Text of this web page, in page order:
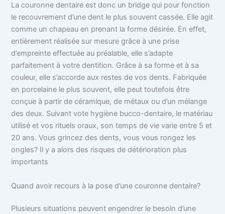
La couronne dentaire est donc un bridge qui pour fonction
le recouvrement d’une dent le plus souvent cassée. Elle agit
comme un chapeau en prenant la forme désirée. En effet,
entièrement réalisée sur mesure grâce à une prise
d’empreinte effectuée au préalable, elle s’adapte
parfaitement à votre dentition. Grâce à sa forme et à sa
couleur, elle s’accorde aux restes de vos dents. Fabriquée
en porcelaine le plus souvent, elle peut toutefois être
conçue à partir de céramique, de métaux ou d’un mélange
des deux. Suivant vote hygiène bucco-dentaire, le matériau
utilisé et vos rituels oraux, son temps de vie varie entre 5 et
20 ans. Vous grincez des dents, vous vous rongez les
ongles? Il y a alors des risques de détérioration plus
importants
Quand avoir recours à la pose d’une couronne dentaire?
Plusieurs situations peuvent engendrer le besoin d’une